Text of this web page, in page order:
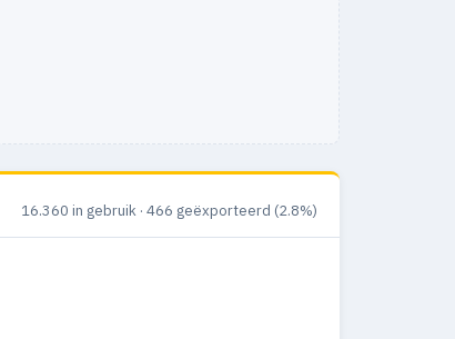
16.360 in gebruik · 466 geëxporteerd (2.8%)